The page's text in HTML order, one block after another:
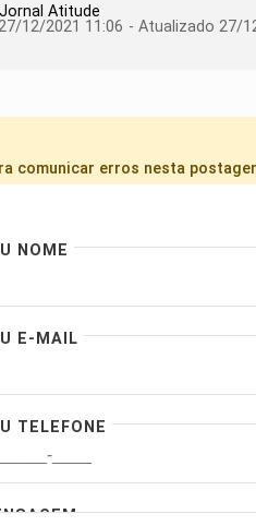
Jornal Atitude
12/2021 11:06 - Atualizado 27/
comunicar erros nesta
NOME
E-MAIL
TELEFONE